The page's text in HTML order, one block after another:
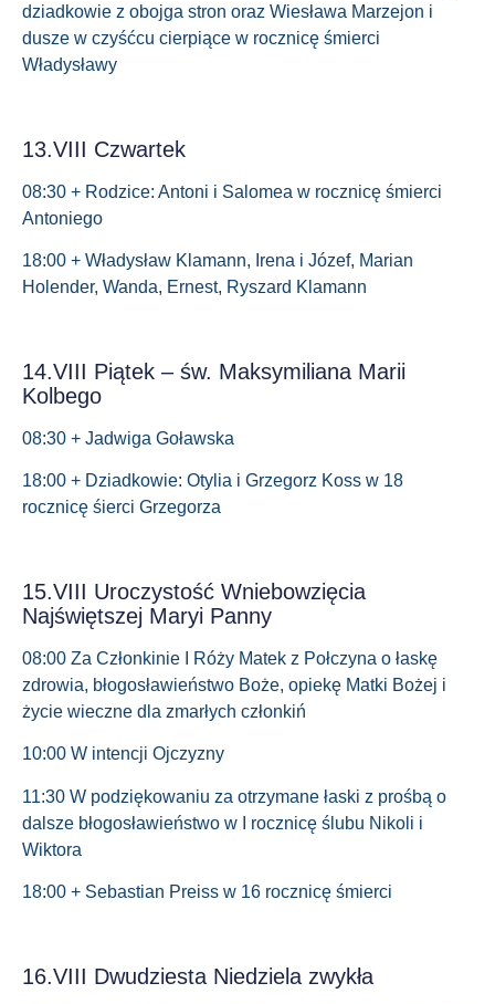
dziadkowie z obojga stron oraz Wiesława Marzejon i
dusze w czyśćcu cierpiące w rocznicę śmierci
Władysławy
13.VIII Czwartek
08:30 + Rodzice: Antoni i Salomea w rocznicę śmierci
Antoniego
18:00 + Władysław Klamann, Irena i Józef, Marian
Holender, Wanda, Ernest, Ryszard Klamann
14.VIII Piątek – św. Maksymiliana Marii
Kolbego
08:30 + Jadwiga Goławska
18:00 + Dziadkowie: Otylia i Grzegorz Koss w 18
rocznicę śierci Grzegorza
15.VIII Uroczystość Wniebowzięcia
Najświętszej Maryi Panny
08:00 Za Członkinie I Róży Matek z Połczyna o łaskę
zdrowia, błogosławieństwo Boże, opiekę Matki Bożej i
życie wieczne dla zmarłych członkiń
10:00 W intencji Ojczyzny
11:30 W podziękowaniu za otrzymane łaski z prośbą o
dalsze błogosławieństwo w I rocznicę ślubu Nikoli i
Wiktora
18:00 + Sebastian Preiss w 16 rocznicę śmierci
16.VIII Dwudziesta Niedziela zwykła